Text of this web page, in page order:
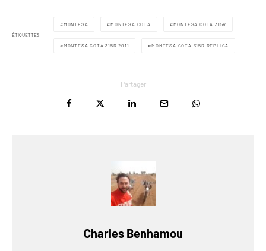
ÉTIQUETTES
MONTESA MONTESA COTA MONTESA COTA 315R
MONTESA COTA 315R 2011 MONTESA COTA 315R REPLICA
Partager
Charles Benhamou